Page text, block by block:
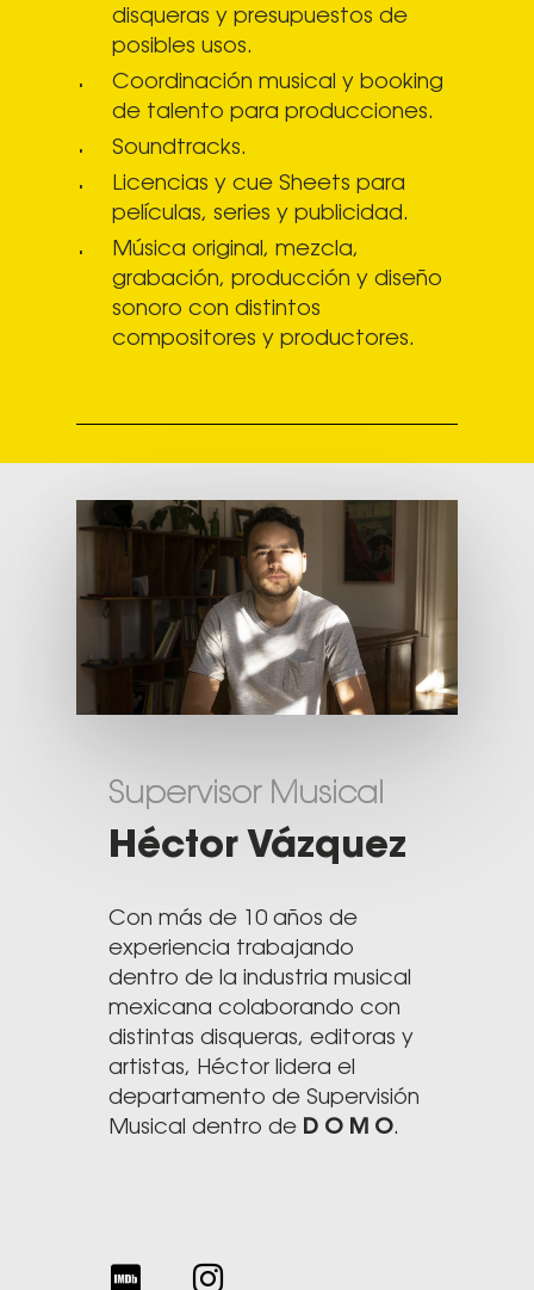
disqueras y presupuestos de
posibles usos.
Coordinación musical y booking
de talento para producciones.
Soundtracks.
Licencias y cue Sheets para
películas, series y publicidad.
Música original, mezcla,
grabación, producción y diseño
sonoro con distintos
compositores y productores.
Supervisor Musical
Héctor Vázquez
Con más de 10 años de
experiencia trabajando
dentro de la industria musical
mexicana colaborando con
distintas disqueras, editoras y
artistas, Héctor lidera el
departamento de Supervisión
Musical dentro de D O M O.